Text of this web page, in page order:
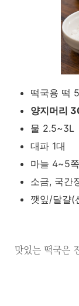
떡국용 떡
양지머리
물 2.5~3L
대파 1대
마늘 4~5쪽
소금, 국간
깻잎/달걀(
맛있는 떡국은